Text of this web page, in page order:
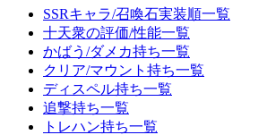
SSRキャラ/召喚石実装順一覧
十天衆の評価/性能一覧
かばう/ダメカ持ち一覧
クリア/マウント持ち一覧
ディスペル持ち一覧
追撃持ち一覧
トレハン持ち一覧